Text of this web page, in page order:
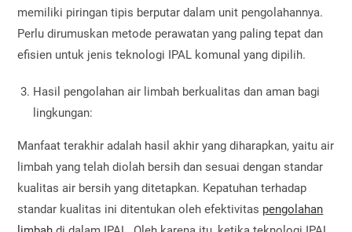
memiliki piringan tipis berputar dalam unit pengolahannya.
Perlu dirumuskan metode perawatan yang paling tepat dan
efisien untuk jenis teknologi IPAL komunal yang dipilih.
Hasil pengolahan air limbah berkualitas dan aman bagi
lingkungan:
Manfaat terakhir adalah hasil akhir yang diharapkan, yaitu air
limbah yang telah diolah bersih dan sesuai dengan standar
kualitas air bersih yang ditetapkan. Kepatuhan terhadap
standar kualitas ini ditentukan oleh efektivitas pengolahan